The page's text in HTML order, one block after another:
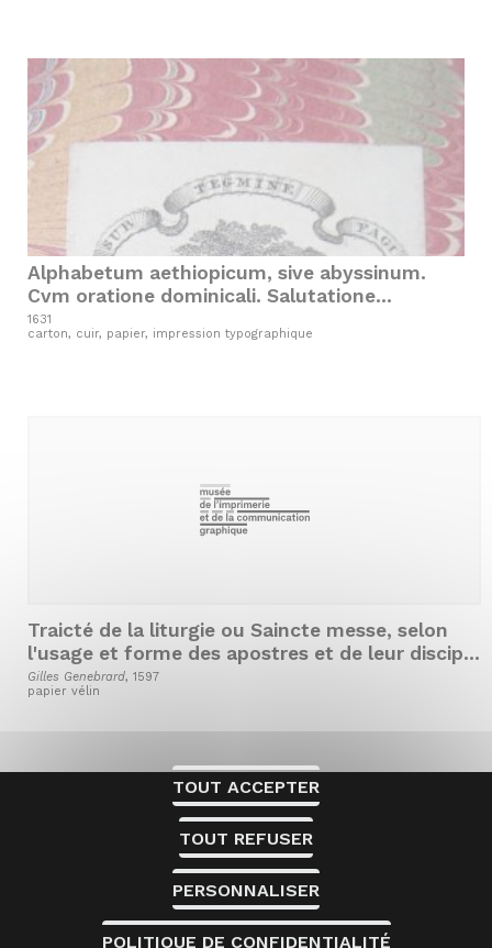
contrôle sur ceux que vous souhaitez activer
TOUT ACCEPTER
TOUT REFUSER
PERSONNALISER
POLITIQUE DE CONFIDENTIALITÉ
Alphabetum aethiopicum, sive abyssinum.
Cvm oratione dominicali. Salutatione
Angelica, Symbolo Fidei, Praaeceptis
Decalogi, Latina lingua compofitis, Charatere
1631
carton, cuir, papier, impression typographique
Traicté de la liturgie ou Saincte messe, selon
l'usage et forme des apostres et de leur disciple
sainct Denys, apostre des François
Gilles Genebrard, 1597
papier vélin